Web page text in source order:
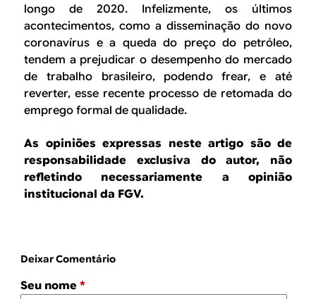
longo de 2020. Infelizmente, os últimos
acontecimentos, como a disseminação do novo
coronavírus e a queda do preço do petróleo,
tendem a prejudicar o desempenho do mercado
de trabalho brasileiro, podendo frear, e até
reverter, esse recente processo de retomada do
emprego formal de qualidade.
As opiniões expressas neste artigo são de
responsabilidade exclusiva do autor, não
refletindo necessariamente a opinião
institucional da FGV.
Deixar Comentário
Seu nome *